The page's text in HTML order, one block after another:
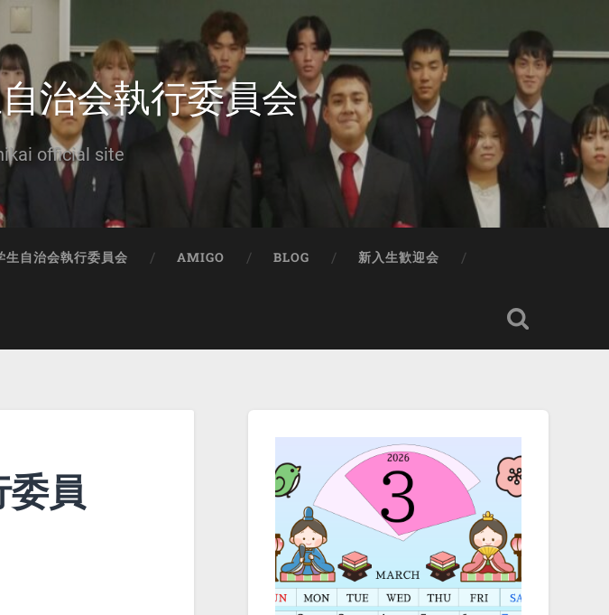
治会執行委員会
official site
生自治会執行委員会 AMIGO BLOG 新入生歓迎会
員